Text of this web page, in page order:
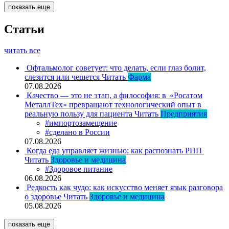
показать еще
Статьи
читать все
Офтальмолог советует: что делать, если глаз болит,
слезится или чешется Читать Фарма
07.08.2026
Качество — это не этап, а философия: в «Росатом
МеталлТех» превращают технологический опыт в
реальную пользу для пациента Читать Предприятия
#импортозамещение
#сделано в России
07.08.2026
Когда еда управляет жизнью: как распознать РПП
Читать Здоровье и медицина
#Здоровое питание
06.08.2026
Редкость как чудо: как искусство меняет язык разговора
о здоровье Читать Здоровье и медицина
05.08.2026
показать еще